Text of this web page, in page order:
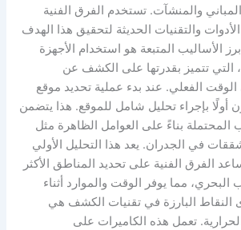
والمنشآت. تستخدم الفرق الفنية
والتقنيات الحديثة لتحقيق هذا الهدف
الأساليب المتبعة هو استخدام الأجهزة
التي تتميز بقدرتها على الكشف عن
الوقت الفعلي. عند بدء عملية تحديد موقع
أولًا بإجراء تحليل شامل للموقع. هذا يتضمن
بناءً على العوامل الظاهرة مثل
في الجدران. يعد هذا التحليل الأولي
الفرق الفنية على تحديد المناطق الأكثر
البحري، مما يوفر الوقت والموارد أثناء
النقاط البارزة في تقنيات الكشف هي
تعمل هذه الكاميرات على